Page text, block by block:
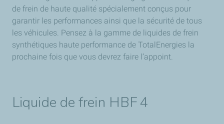
de frein de haute qualité spécialement conçus pour
garantir les performances ainsi que la sécurité de tous
les véhicules. Pensez à la gamme de liquides de frein
synthétiques haute performance de TotalEnergies la
prochaine fois que vous devrez faire l’appoint.
Liquide de frein HBF 4